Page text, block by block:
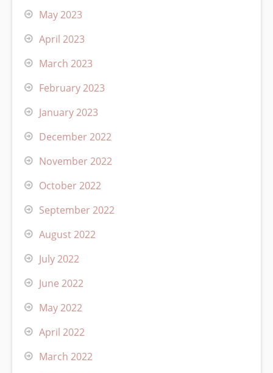
May 2023
April 2023
March 2023
February 2023
January 2023
December 2022
November 2022
October 2022
September 2022
August 2022
July 2022
June 2022
May 2022
April 2022
March 2022